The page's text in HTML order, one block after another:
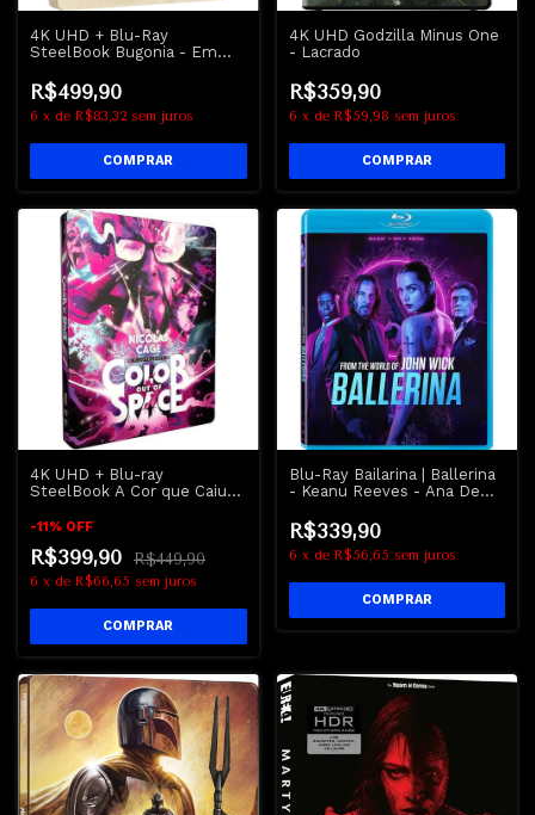
4K UHD + Blu-Ray
SteelBook Bugonia - Emma
R$499,90
6 x de R$83,32 sem juros
4K UHD Godzilla Minus One
- Lacrado
R$359,90
6 x de R$59,98 sem juros
4K UHD + Blu-ray
SteelBook A Cor que Caiu
Color out of Space Dub Leg
-11% OFF
R$399,90 R$449,90
6 x de R$66,65 sem juros
Blu-Ray Bailarina | Ballerina
- Keanu Reeves - Ana De
R$339,90
6 x de R$56,65 sem juros